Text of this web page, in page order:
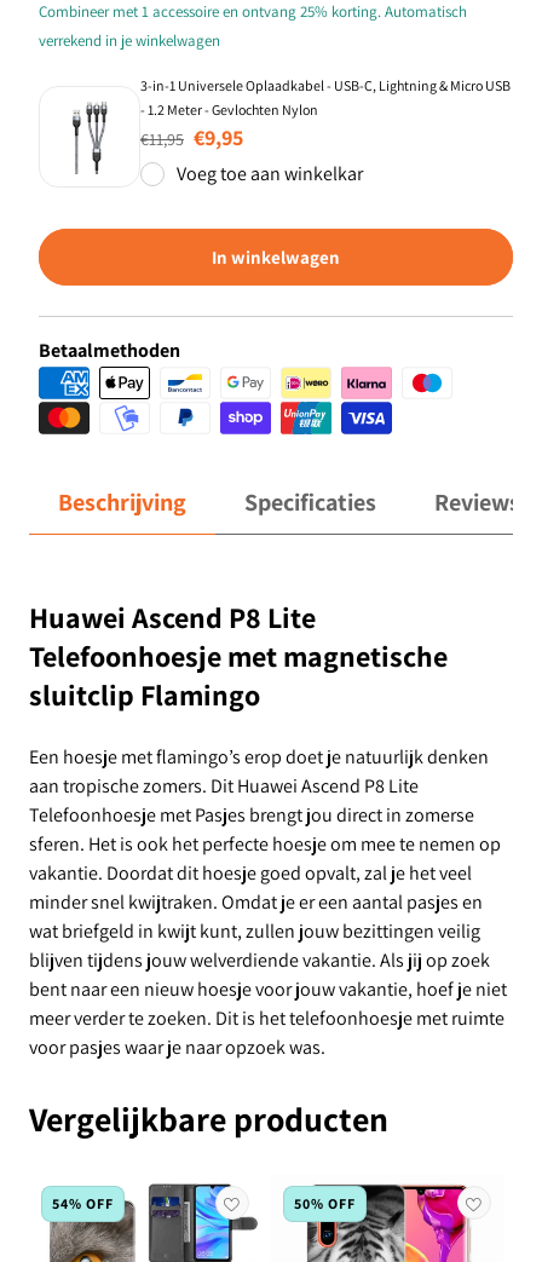
Combineer met 1 accessoire en ontvang 25% korting. Automatisch
verrekend in je winkelwagen
3-in-1 Universele Oplaadkabel - USB-C, Lightning & Micro USB
- 1.2 Meter - Gevlochten Nylon
Normale prijs
€11,95 Aanbiedingsprijs
€9,95
Voeg toe aan winkelkar
In winkelwagen
Betaalmethoden
Beschrijving Specificaties Reviews
Huawei Ascend P8 Lite
Telefoonhoesje met magnetische
sluitclip Flamingo
Een hoesje met flamingo’s erop doet je natuurlijk denken
aan tropische zomers. Dit Huawei Ascend P8 Lite
Telefoonhoesje met Pasjes brengt jou direct in zomerse
sferen. Het is ook het perfecte hoesje om mee te nemen op
vakantie. Doordat dit hoesje goed opvalt, zal je het veel
minder snel kwijtraken. Omdat je er een aantal pasjes en
wat briefgeld in kwijt kunt, zullen jouw bezittingen veilig
blijven tijdens jouw welverdiende vakantie. Als jij op zoek
bent naar een nieuw hoesje voor jouw vakantie, hoef je niet
meer verder te zoeken. Dit is het telefoonhoesje met ruimte
voor pasjes waar je naar opzoek was.
Vergelijkbare producten
54% OFF 50% OFF